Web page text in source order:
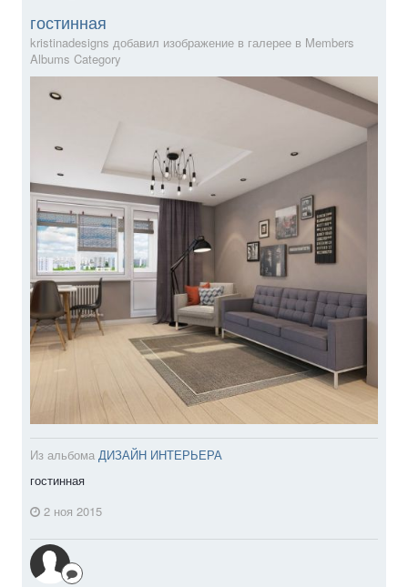
гостинная
kristinadesigns добавил изображение в галерее в Members
Albums Category
Из альбома ДИЗАЙН ИНТЕРЬЕРА
гостинная
2 ноя 2015